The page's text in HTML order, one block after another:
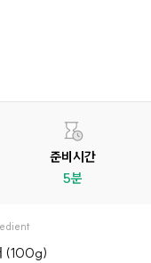
준비시간
5분
(100g)